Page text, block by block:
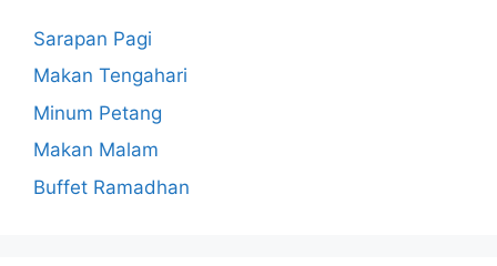
Sarapan Pagi
Makan Tengahari
Minum Petang
Makan Malam
Buffet Ramadhan